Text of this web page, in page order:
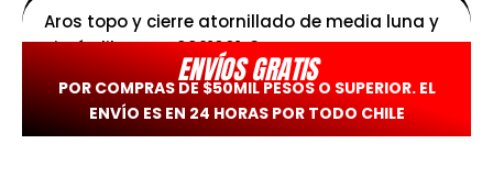
Aros topo y cierre atornillado de media luna y
circón lila – PTS0921001-3
ENVÍOS GRATIS
POR COMPRAS DE $50MIL PESOS O SUPERIOR. EL
ENVÍO ES EN 24 HORAS POR TODO CHILE